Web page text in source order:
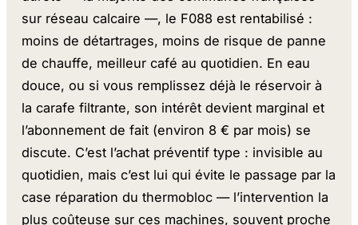
sur réseau calcaire —, le F088 est rentabilisé :
moins de détartrages, moins de risque de panne
de chauffe, meilleur café au quotidien. En eau
douce, ou si vous remplissez déjà le réservoir à
la carafe filtrante, son intérêt devient marginal et
l’abonnement de fait (environ 8 € par mois) se
discute. C’est l’achat préventif type : invisible au
quotidien, mais c’est lui qui évite le passage par la
case réparation du thermobloc — l’intervention la
plus coûteuse sur ces machines, souvent proche